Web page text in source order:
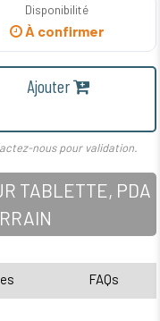
Disponibilité
À confirmer
Ajouter
nous pour validation.
TABLETTE, PDA
FAQs